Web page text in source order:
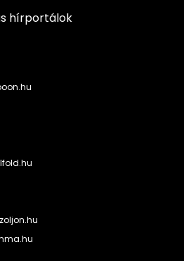
hírportálok